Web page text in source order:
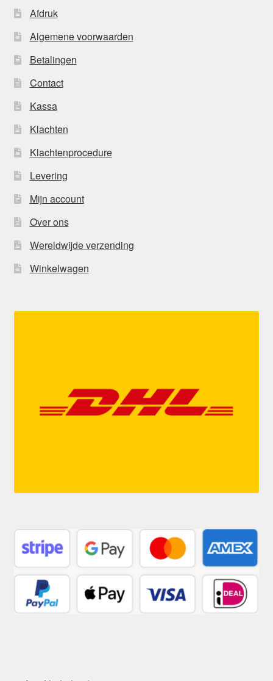
Afdruk
Algemene voorwaarden
Betalingen
Contact
Kassa
Klachten
Klachtenprocedure
Levering
Mijn account
Over ons
Wereldwijde verzending
Winkelwagen